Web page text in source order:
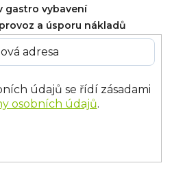
gastro vybavení
a úsporu nákladů
údajů se řídí zásadami
osobních údajů.